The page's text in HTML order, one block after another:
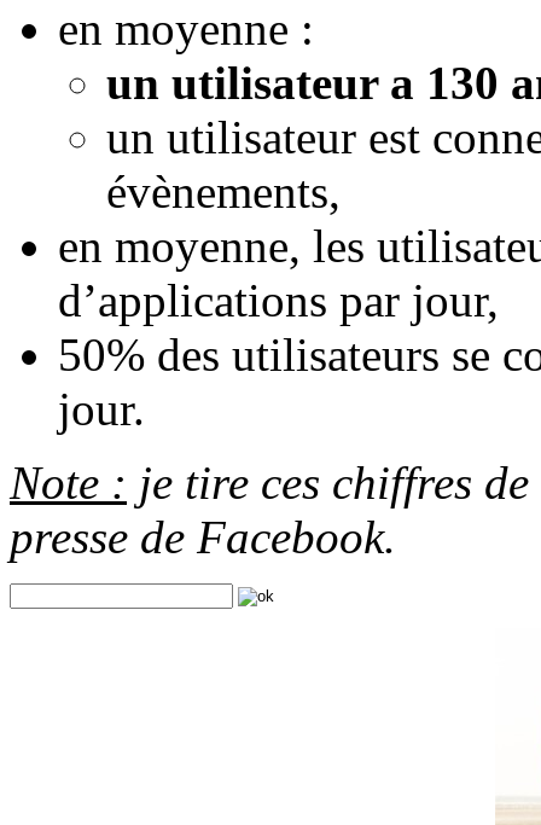
en moyenne :
un utilisateur a 130
un utilisateur est
évènements,
en moyenne, les
d’applications par jour,
50% des utilisateurs se
jour.
Note : je tire ces chiffres
presse de Facebook.